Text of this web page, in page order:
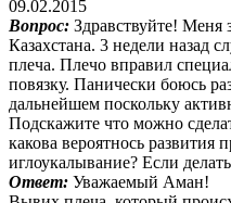
09.02.2015
Вопрос: Здравствуйте!
Казахстана. 3 недели назад
плеча. Плечо вправил
повязку. Панически боюсь
дальнейшем поскольку
Подскажите что можно
какова вероятнось
иглоукалывание? Если
Ответ: Уважаемый Аман!